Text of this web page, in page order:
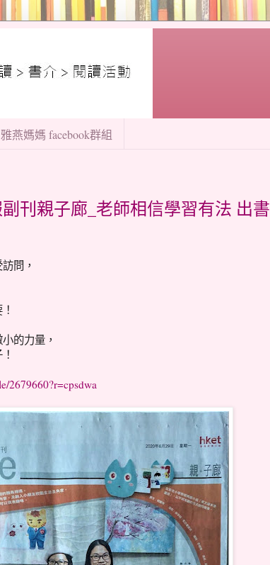
雅燕媽媽 facebook群組
刊親子廊_老師相信學習有法 出書
問，
的力量，
2679660?r=cpsdwa